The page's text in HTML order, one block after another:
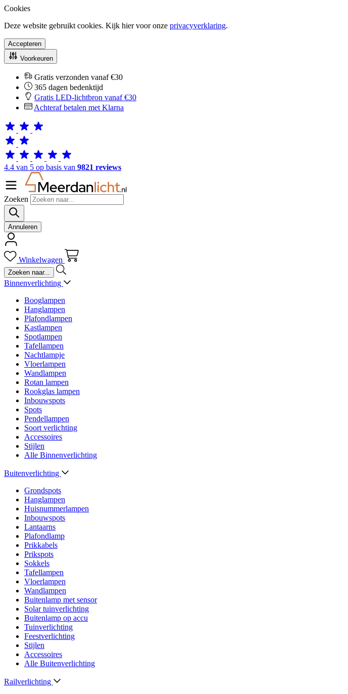
Cookies
Deze website gebruikt cookies. Kijk hier voor onze privacyverklaring.
Accepteren
Voorkeuren
Gratis verzonden vanaf €30
365 dagen bedenktijd
Gratis LED-lichtbron vanaf €30
Achteraf betalen met Klarna
4.4 van 5 op basis van 9821 reviews
Zoeken
Annuleren
Winkelwagen
Binnenverlichting
Booglampen
Hanglampen
Plafondlampen
Kastlampen
Spotlampen
Tafellampen
Nachtlampje
Vloerlampen
Wandlampen
Rotan lampen
Rookglas lampen
Inbouwspots
Spots
Pendellampen
Soort verlichting
Accessoires
Stijlen
Alle Binnenverlichting
Buitenverlichting
Grondspots
Hanglampen
Huisnummerlampen
Inbouwspots
Lantaarns
Plafondlamp
Prikkabels
Prikspots
Sokkels
Tafellampen
Vloerlampen
Wandlampen
Buitenlamp met sensor
Solar tuinverlichting
Buitenlamp op accu
Tuinverlichting
Feestverlichting
Stijlen
Accessoires
Alle Buitenverlichting
Railverlichting